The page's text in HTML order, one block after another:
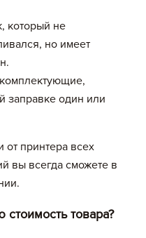
который не
но имеет
заправке один или
от принтера всех
вы всегда сможете в
товара?